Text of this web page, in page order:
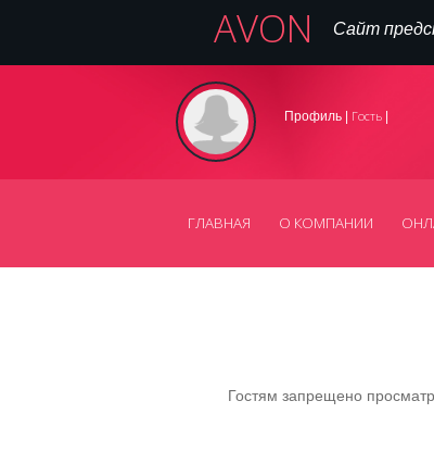
AVON Сайт
Профиль | Гость
ГЛАВНАЯ О КОМПАНИИ
Гостям запрещено